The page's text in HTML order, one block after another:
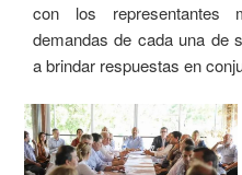
con los representantes
demandas de cada una de
a brindar respuestas en